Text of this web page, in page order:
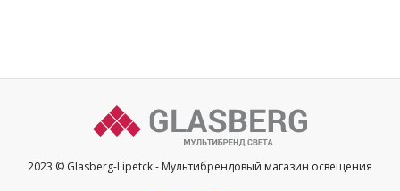
2023 © Glasberg-Lipetck - Мультибрендовый магазин освещения